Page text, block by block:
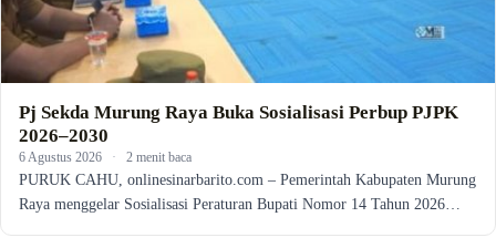
Pj Sekda Murung Raya Buka Sosialisasi Perbup PJPK
2026–2030
6 Agustus 2026 · 2 menit baca
PURUK CAHU, onlinesinarbarito.com – Pemerintah Kabupaten Murung
Raya menggelar Sosialisasi Peraturan Bupati Nomor 14 Tahun 2026…